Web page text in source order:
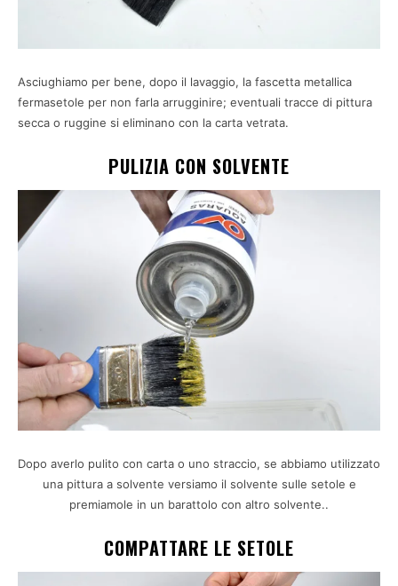
Asciughiamo per bene, dopo il lavaggio, la fascetta metallica
fermasetole per non farla arrugginire; eventuali tracce di pittura
secca o ruggine si eliminano con la carta vetrata.
PULIZIA CON SOLVENTE
Dopo averlo pulito con carta o uno straccio, se abbiamo utilizzato
una pittura a solvente versiamo il solvente sulle setole e
premiamole in un barattolo con altro solvente..
COMPATTARE LE SETOLE